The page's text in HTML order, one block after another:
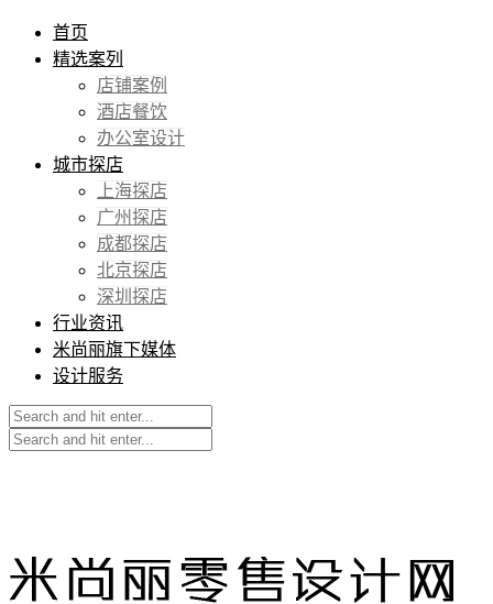
首页
精选案列
店铺案例
酒店餐饮
办公室设计
城市探店
上海探店
广州探店
成都探店
北京探店
深圳探店
行业资讯
米尚丽旗下媒体
设计服务